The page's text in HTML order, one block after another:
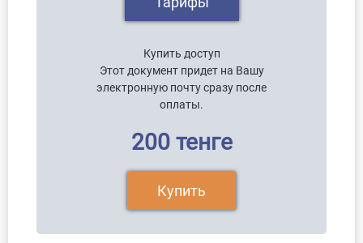
Купить доступ
Этот документ придет на Вашу
электронную почту сразу после
оплаты.
200 тенге
Купить